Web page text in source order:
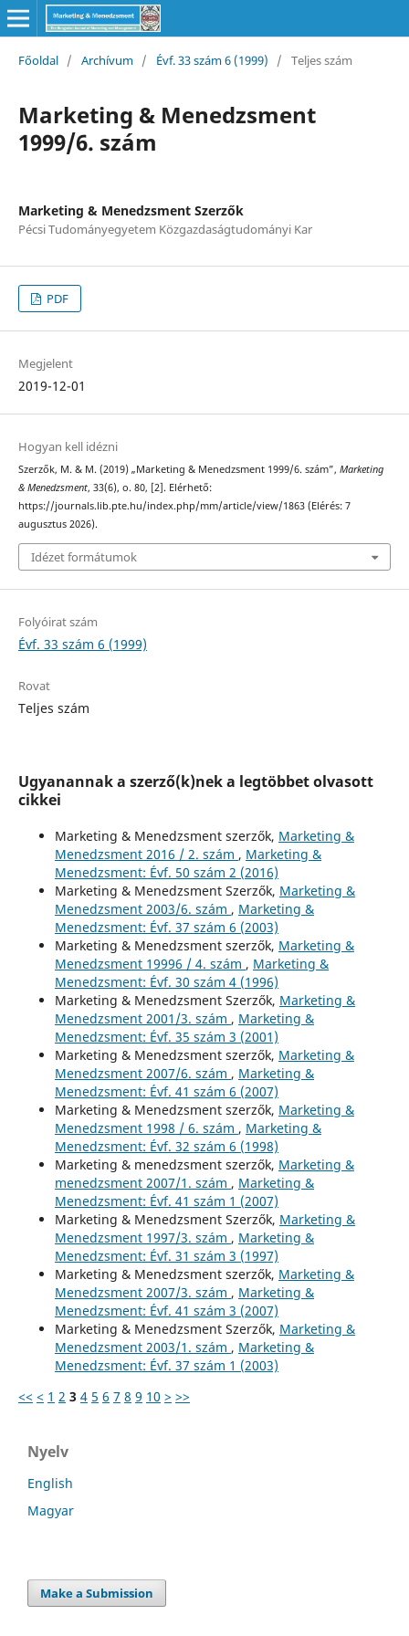
Főoldal / Archívum / Évf. 33 szám 6 (1999) / Teljes szám
Marketing & Menedzsment
1999/6. szám
Marketing & Menedzsment Szerzők
Pécsi Tudományegyetem Közgazdaságtudományi Kar
PDF
Megjelent
2019-12-01
Hogyan kell idézni
Szerzők, M. & M. (2019) „Marketing & Menedzsment 1999/6. szám”, Marketing
& Menedzsment, 33(6), o. 80, [2]. Elérhető:
https://journals.lib.pte.hu/index.php/mm/article/view/1863 (Elérés: 7
augusztus 2026).
Idézet formátumok
Folyóirat szám
Évf. 33 szám 6 (1999)
Rovat
Teljes szám
Ugyanannak a szerző(k)nek a legtöbbet olvasott
cikkei
Marketing & Menedzsment szerzők, Marketing &
Menedzsment 2016 / 2. szám , Marketing &
Menedzsment: Évf. 50 szám 2 (2016)
Marketing & Menedzsment Szerzők, Marketing &
Menedzsment 2003/6. szám , Marketing &
Menedzsment: Évf. 37 szám 6 (2003)
Marketing & Menedzsment szerzők, Marketing &
Menedzsment 19996 / 4. szám , Marketing &
Menedzsment: Évf. 30 szám 4 (1996)
Marketing & Menedzsment Szerzők, Marketing &
Menedzsment 2001/3. szám , Marketing &
Menedzsment: Évf. 35 szám 3 (2001)
Marketing & Menedzsment szerzők, Marketing &
Menedzsment 2007/6. szám , Marketing &
Menedzsment: Évf. 41 szám 6 (2007)
Marketing & Menedzsment szerzők, Marketing &
Menedzsment 1998 / 6. szám , Marketing &
Menedzsment: Évf. 32 szám 6 (1998)
Marketing & menedzsment szerzők, Marketing &
menedzsment 2007/1. szám , Marketing &
Menedzsment: Évf. 41 szám 1 (2007)
Marketing & Menedzsment Szerzők, Marketing &
Menedzsment 1997/3. szám , Marketing &
Menedzsment: Évf. 31 szám 3 (1997)
Marketing & Menedzsment szerzők, Marketing &
Menedzsment 2007/3. szám , Marketing &
Menedzsment: Évf. 41 szám 3 (2007)
Marketing & Menedzsment Szerzők, Marketing &
Menedzsment 2003/1. szám , Marketing &
Menedzsment: Évf. 37 szám 1 (2003)
<< < 1 2 3 4 5 6 7 8 9 10 > >>
Nyelv
English
Magyar
Make a Submission